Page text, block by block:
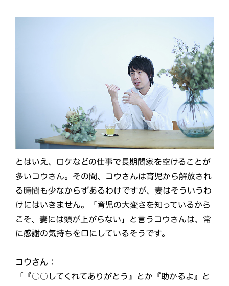
とはいえ、ロケなどの仕事で長期間家を空けることが
多いコウさん。その間、コウさんは育児から解放され
る時間も少なからずあるわけですが、妻はそういうわ
けにはいきません。「育児の大変さを知っているから
こそ、妻には頭が上がらない」と言うコウさんは、常
に感謝の気持ちを口にしているそうです。
コウさん：
「『○○してくれてありがとう』とか『助かるよ』と